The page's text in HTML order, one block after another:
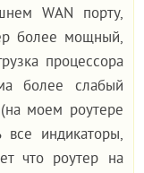
WAN порту,
более мощный,
процессора
более слабый
моем роутере
все индикаторы,
что роутер на